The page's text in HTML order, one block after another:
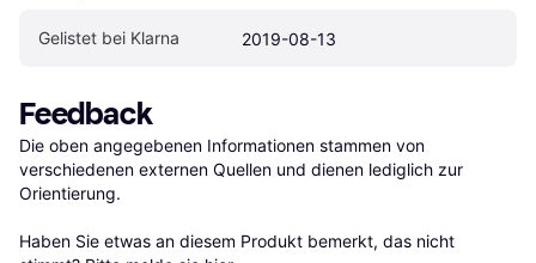
Gelistet bei Klarna 2019-08-13
Feedback
Die oben angegebenen Informationen stammen von
verschiedenen externen Quellen und dienen lediglich zur
Orientierung.
Haben Sie etwas an diesem Produkt bemerkt, das nicht